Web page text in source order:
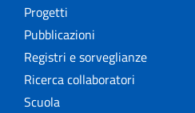
Progetti
Pubblicazioni
Registri e sorveglianze
Ricerca collaboratori
Scuola